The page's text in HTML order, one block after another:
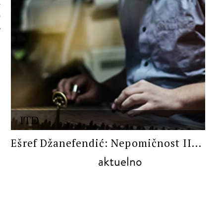
ITD
Ešref Džanefendić: Nepomičnost II...
aktuelno